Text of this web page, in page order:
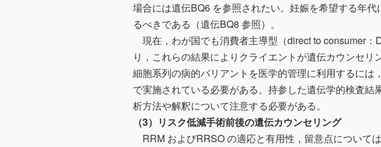
場合には遺伝BQ6 を参照されたい。妊娠を希望する年
るべきである（遺伝BQ8 参照）。
現在，わが国でも消費者主導型（direct to consumer
り，これらの結果によりクライエントが遺伝カウンセ
細胞系列の病的バリアントを医学的管理に利用するには
で実施されている必要がある。持参した遺伝学的検査
析方法や解釈について注意する必要がある。
（3）リスク低減手術前後の遺伝カウンセリング
RRM およびRRSO の適応と有用性，留意点について